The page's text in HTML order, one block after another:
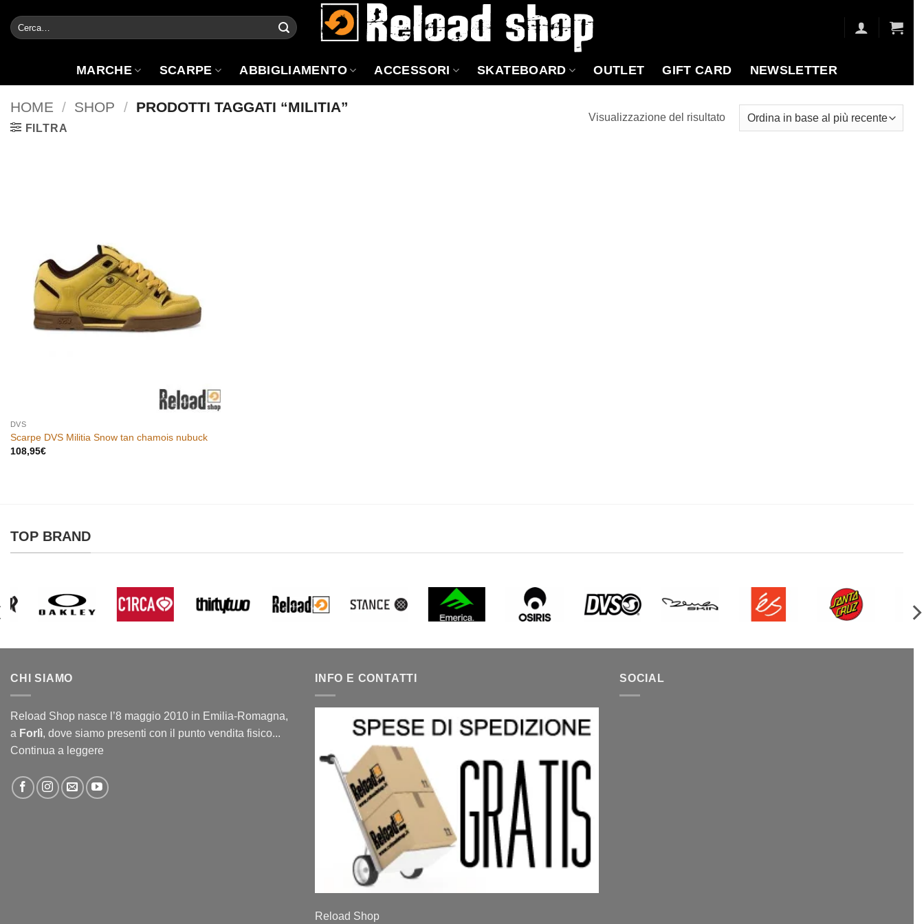
contenuti
Cerca:
MARCHE SCARPE ABBIGLIAMENTO ACCESSORI SKATEBOARD OUTLET GIFT CARD NEWSLETTER
HOME / SHOP / PRODOTTI TAGGATI “MILITIA”
FILTRA
Visualizzazione del risultato
DVS
Scarpe DVS Militia Snow tan chamois nubuck
108,95€
TOP BRAND
CHI SIAMO
Reload Shop nasce l’8 maggio 2010 in Emilia-Romagna,
a Forlì, dove siamo presenti con il punto vendita fisico...
Continua a leggere
INFO E CONTATTI
Reload Shop
SOCIAL